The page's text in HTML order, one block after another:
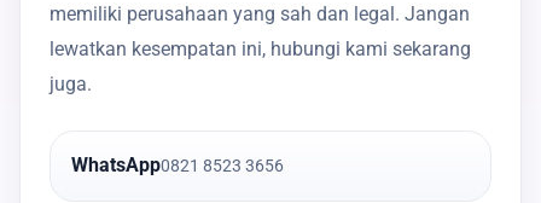
memiliki perusahaan yang sah dan legal. Jangan
lewatkan kesempatan ini, hubungi kami sekarang
juga.
WhatsApp0821 8523 3656